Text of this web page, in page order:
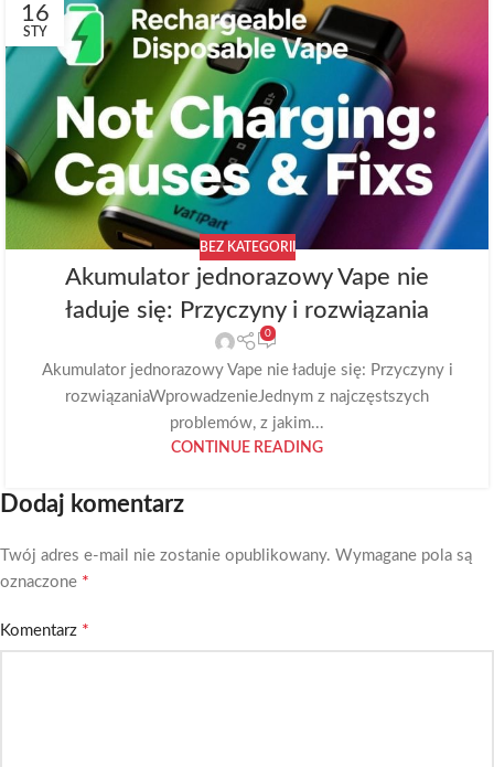
16
STY
BEZ KATEGORII
Akumulator jednorazowy Vape nie
ładuje się: Przyczyny i rozwiązania
0
Akumulator jednorazowy Vape nie ładuje się: Przyczyny i
rozwiązaniaWprowadzenieJednym z najczęstszych
problemów, z jakim...
CONTINUE READING
Dodaj komentarz
Twój adres e-mail nie zostanie opublikowany. Wymagane pola są
oznaczone *
Komentarz *